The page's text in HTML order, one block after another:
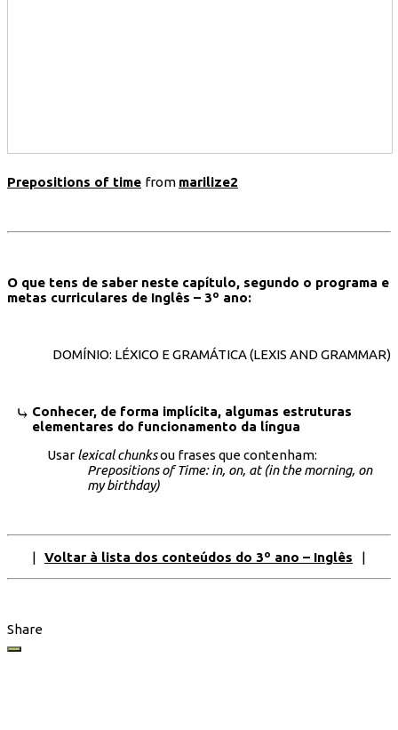
Prepositions of time from marilize2
O que tens de saber neste capítulo, segundo o programa e
metas curriculares de Inglês – 3º ano:
DOMÍNIO: LÉXICO E GRAMÁTICA (LEXIS AND GRAMMAR)
Conhecer, de forma implícita, algumas estruturas
elementares do funcionamento da língua
Usarlexical chunksou frases que contenham:
Prepositions of Time: in, on, at (in the morning, on
my birthday)
| Voltar à lista dos conteúdos do 3º ano – Inglês |
Share